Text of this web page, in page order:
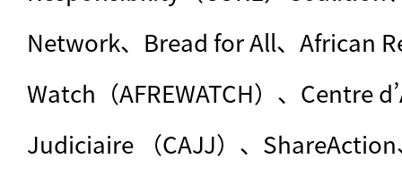
Network、Bread for All、African
Watch（AFREWATCH）、Centre
Judiciaire （CAJJ）、